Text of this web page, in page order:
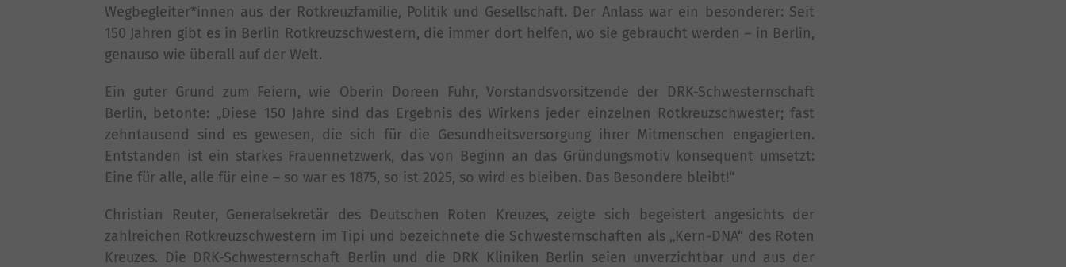
Wegbegleiter*innen aus der Rotkreuzfamilie, Politik und Gesellschaft. Der Anlass war ein besonderer: Seit
150 Jahren gibt es in Berlin Rotkreuzschwestern, die immer dort helfen, wo sie gebraucht werden – in Berlin,
genauso wie überall auf der Welt.
Ein guter Grund zum Feiern, wie Oberin Doreen Fuhr, Vorstandsvorsitzende der DRK-Schwesternschaft
Berlin, betonte: „Diese 150 Jahre sind das Ergebnis des Wirkens jeder einzelnen Rotkreuzschwester; fast
zehntausend sind es gewesen, die sich für die Gesundheitsversorgung ihrer Mitmenschen engagierten.
Entstanden ist ein starkes Frauennetzwerk, das von Beginn an das Gründungsmotiv konsequent umsetzt:
Eine für alle, alle für eine – so war es 1875, so ist 2025, so wird es bleiben. Das Besondere bleibt!“
Christian Reuter, Generalsekretär des Deutschen Roten Kreuzes, zeigte sich begeistert angesichts der
zahlreichen Rotkreuzschwestern im Tipi und bezeichnete die Schwesternschaften als „Kern-DNA“ des Roten
Kreuzes. Die DRK-Schwesternschaft Berlin und die DRK Kliniken Berlin seien unverzichtbar und aus der